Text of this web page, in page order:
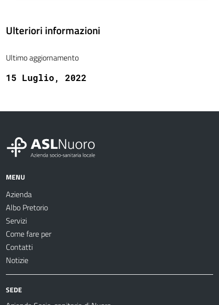
Ulteriori informazioni
Ultimo aggiornamento
15 Luglio, 2022
MENU
Azienda
Albo Pretorio
Servizi
Come fare per
Contatti
Notizie
SEDE